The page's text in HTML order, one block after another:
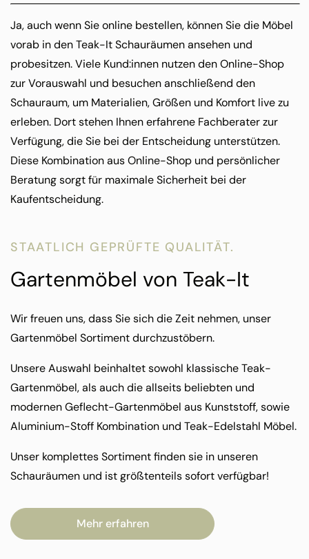
Ja, auch wenn Sie online bestellen, können Sie die Möbel
vorab in den Teak-It Schauräumen ansehen und
probesitzen. Viele Kund:innen nutzen den Online-Shop
zur Vorauswahl und besuchen anschließend den
Schauraum, um Materialien, Größen und Komfort live zu
erleben. Dort stehen Ihnen erfahrene Fachberater zur
Verfügung, die Sie bei der Entscheidung unterstützen.
Diese Kombination aus Online-Shop und persönlicher
Beratung sorgt für maximale Sicherheit bei der
Kaufentscheidung.
STAATLICH GEPRÜFTE QUALITÄT.
Gartenmöbel von Teak-It
Wir freuen uns, dass Sie sich die Zeit nehmen, unser
Gartenmöbel Sortiment durchzustöbern.
Unsere Auswahl beinhaltet sowohl klassische Teak-
Gartenmöbel, als auch die allseits beliebten und
modernen Geflecht-Gartenmöbel aus Kunststoff, sowie
Aluminium-Stoff Kombination und Teak-Edelstahl Möbel.
Unser komplettes Sortiment finden sie in unseren
Schauräumen und ist größtenteils sofort verfügbar!
Mehr erfahren